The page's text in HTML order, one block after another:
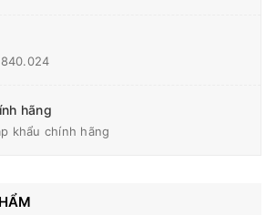
hãng
khẩu chính hãng